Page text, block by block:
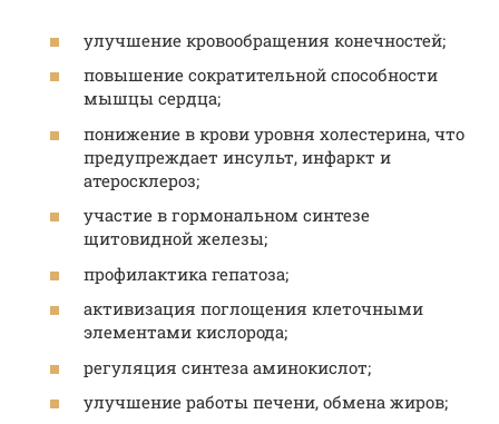
улучшение кровообращения конечностей;
повышение сократительной способности
мышцы сердца;
понижение в крови уровня холестерина, что
предупреждает инсульт, инфаркт и
атеросклероз;
участие в гормональном синтезе
щитовидной железы;
профилактика гепатоза;
активизация поглощения клеточными
элементами кислорода;
регуляция синтеза аминокислот;
улучшение работы печени, обмена жиров;